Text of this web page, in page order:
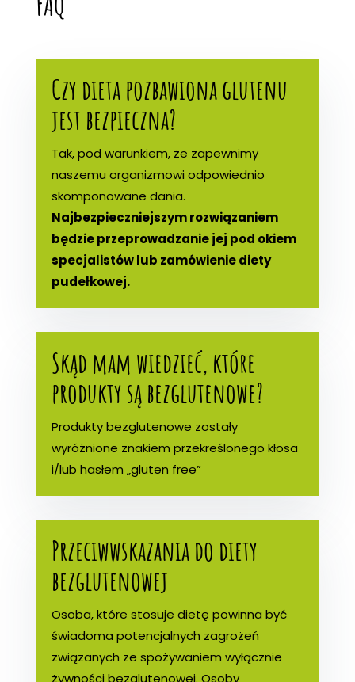
Czy dieta pozbawiona glutenu
jest bezpieczna?
Tak, pod warunkiem, że zapewnimy
naszemu organizmowi odpowiednio
skomponowane dania.
Najbezpieczniejszym rozwiązaniem
będzie przeprowadzanie jej pod okiem
specjalistów lub zamówienie diety
pudełkowej.
Skąd mam wiedzieć, które
produkty są bezglutenowe?
Produkty bezglutenowe zostały
wyróżnione znakiem przekreślonego kłosa
i/lub hasłem „gluten free”
Przeciwwskazania do diety
bezglutenowej
Osoba, które stosuje dietę powinna być
świadoma potencjalnych zagrożeń
związanych ze spożywaniem wyłącznie
żywności bezglutenowej. Osoby